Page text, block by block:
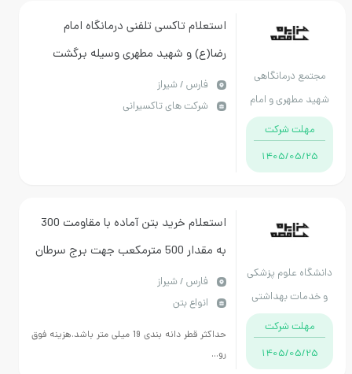
درمانگاهی
و امام
رضا ع
شرکت
1405/
استعلام تاکسی تلفنی درمانگاه امام
رضا(ع) و شهید مطهری وسیله برگشت
پرسنل به منزل در شب
فارس / شیراز
شرکت های تاکسیرانی
علوم پزشکی
بهداشتی
درمانیشرکت
1405/
استعلام خرید بتن آماده با مقاومت 300
فارس / شیراز
انواع بتن
حداکثر قطر دانه بندی 19 میلی متر باشد.هزینه فوق
رو...